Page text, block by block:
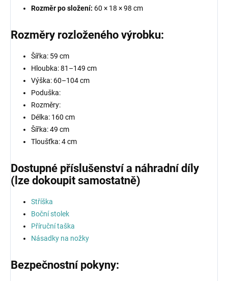
Rozměr po složení: 60 × 18 × 98 cm
Rozměry rozloženého výrobku:
Šířka: 59 cm
Hloubka: 81–149 cm
Výška: 60–104 cm
Poduška:
Rozměry:
Délka: 160 cm
Šířka: 49 cm
Tloušťka: 4 cm
Dostupné příslušenství a náhradní díly
(lze dokoupit samostatně)
Stříška
Boční stolek
Příruční taška
Násadky na nožky
Bezpečnostní pokyny: